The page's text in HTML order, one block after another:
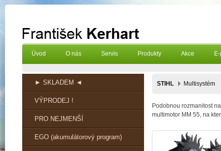
Úvod O nás Servis Produkty Akce
► SKLADEM ◄
VÝPRODEJ !
PRO NEJMENŠÍ
EGO (akumulátorový program)
STIHL Multisystém
Podobnou rozmanitost
multimotor MM 55, na